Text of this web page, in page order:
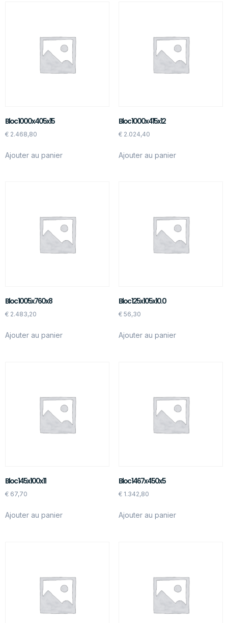
Bloc 1000x405x15
€ 2.468,80
Ajouter au panier
Bloc 1000x415x12
€2.024,40
Ajouter au panier
Bloc 1005x760x8
€ 2.483,20
Ajouter au panier
Bloc 125x105x10.0
€56,30
Ajouter au panier
Bloc 145x100x11
€ 67,70
Ajouter au panier
Bloc 1467x450x5
€1.342,80
Ajouter au panier